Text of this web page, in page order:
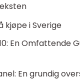
kjøpe i Sverige
En Omfattende
En grundig